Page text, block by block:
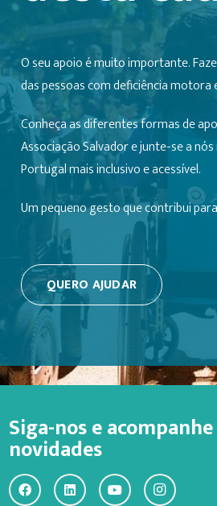
O seu apoio é muito importante.
das pessoas com deficiência motora
Conheça as diferentes formas de
Associação Salvador e junte-se a
Portugal mais inclusivo e acessível.
Um pequeno gesto que contribui
QUERO AJUDAR
Siga-nos e
novidades